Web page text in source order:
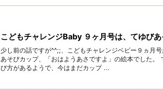
こどもチャレンジBaby ９ヶ月号は、てゆび
少し前の話ですが^^;;、こどもチャレンジベビー９ヵ月
あそびカップ、「おはようあさですよ」の絵本でした。
び方があるようで、今はまだカップ ...